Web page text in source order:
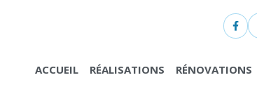
ACCUEIL RÉALISATIONS RÉNOVATIONS